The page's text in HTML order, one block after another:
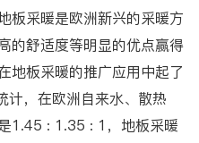
板采暖是欧洲新兴的采暖方
的舒适度等明显的优点赢得
地板采暖的推广应用中起了
计，在欧洲自来水、散热
1.45 : 1.35 : 1，地板采暖